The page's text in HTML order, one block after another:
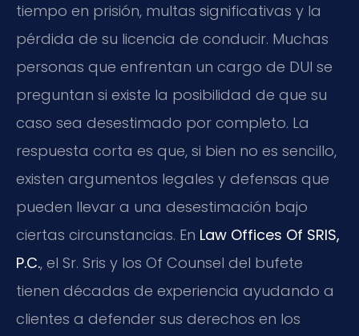
tiempo en prisión, multas significativas y la
pérdida de su licencia de conducir. Muchas
personas que enfrentan un cargo de DUI se
preguntan si existe la posibilidad de que su
caso sea desestimado por completo. La
respuesta corta es que, si bien no es sencillo,
existen argumentos legales y defensas que
pueden llevar a una desestimación bajo
ciertas circunstancias. En Law Offices Of SRIS,
P.C., el Sr. Sris y los Of Counsel del bufete
tienen décadas de experiencia ayudando a
clientes a defender sus derechos en los